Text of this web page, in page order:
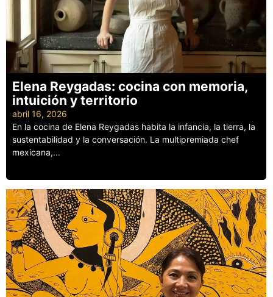
Elena Reygadas: cocina con memoria,
intuición y territorio
abril 16, 2026
En la cocina de Elena Reygadas habita la infancia, la tierra, la
sustentabilidad y la conversación. La multipremiada chef
mexicana,...